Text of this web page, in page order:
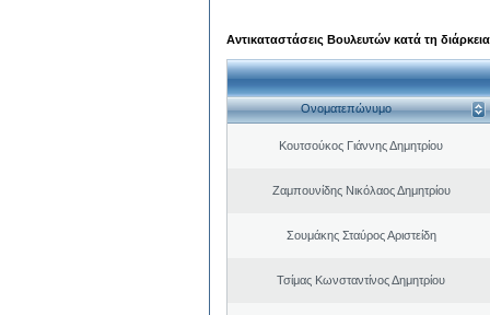
Αντικαταστάσεις Βουλευτών κατά τη
Ονοματεπώνυμο
Κουτσούκος Γιάννης Δημητρίου
Ζαμπουνίδης Νικόλαος Δημητρίου
Σουμάκης Σταύρος Αριστείδη
Τσίμας Κωνσταντίνος Δημητρίου